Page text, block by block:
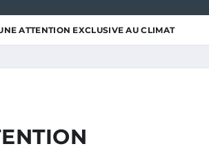
ATTENTION EXCLUSIVE AU CLIMAT